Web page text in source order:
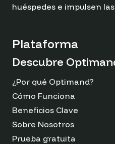
huéspedes e impulsen
Plataforma
Descubre
¿Por qué Optimand?
Cómo Funciona
Beneficios Clave
Sobre Nosotros
Prueba gratuita